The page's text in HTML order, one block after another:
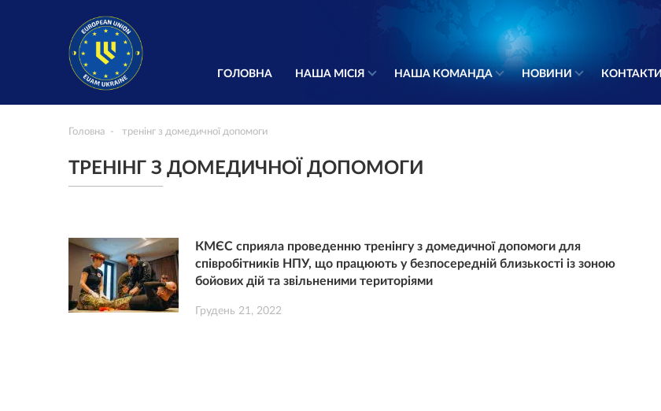
ГОЛОВНА НАША МІСІЯ НАША КОМАНДА НОВИНИ КОНТАКТИ
Головна тренінг з домедичної допомоги
ТРЕНІНГ З ДОМЕДИЧНОЇ ДОПОМОГИ
КМЄС сприяла проведенню тренінгу з домедичної допомоги для
співробітників НПУ, що працюють у безпосередній близькості із зоною
бойових дій та звільненими територіями
Грудень 21, 2022